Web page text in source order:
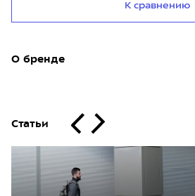
К сравнению
О бренде
Статьи